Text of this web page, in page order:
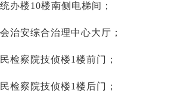
办楼10楼南侧电梯间；
治安综合治理中心大厅；
检察院技侦楼1楼前门；
检察院技侦楼1楼后门；